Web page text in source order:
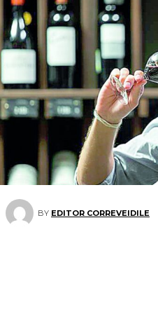
BY EDITOR CORREVEIDILE